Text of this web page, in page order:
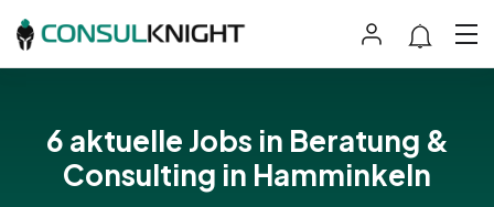
6 aktuelle Jobs in Beratung &
Consulting in Hamminkeln